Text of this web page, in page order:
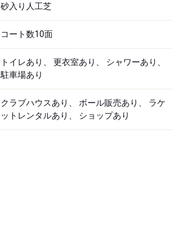
砂入り人工芝
コート数10面
トイレあり、 更衣室あり、 シャワーあり、
駐車場あり
クラブハウスあり、 ボール販売あり、 ラケ
ットレンタルあり、 ショップあり